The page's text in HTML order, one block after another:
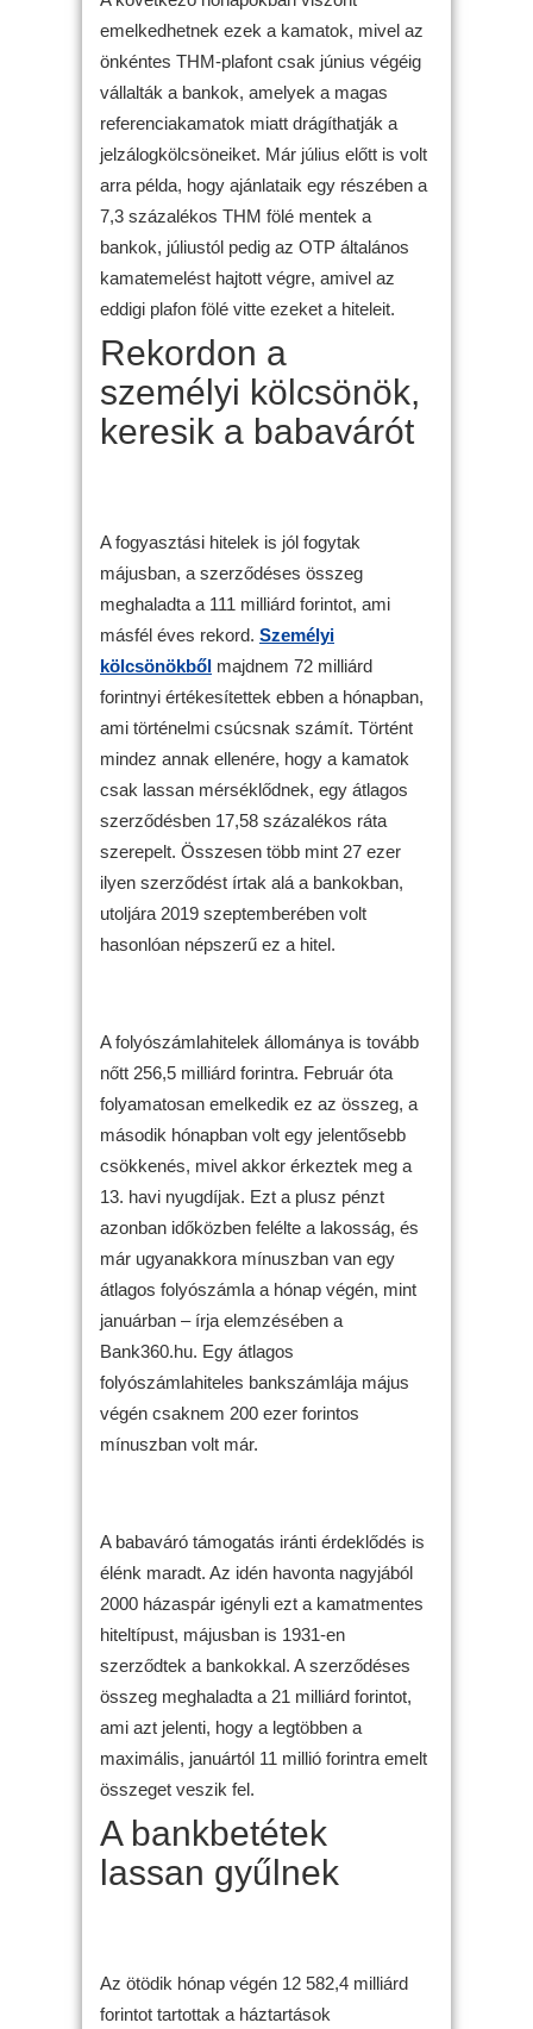
emelkedhetnek ezek a kamatok, mivel az
önkéntes THM-plafont csak június végéig
vállalták a bankok, amelyek a magas
referenciakamatok miatt drágíthatják a
jelzálogkölcsöneiket. Már július előtt is volt
arra példa, hogy ajánlataik egy részében a
7,3 százalékos THM fölé mentek a
bankok, júliustól pedig az OTP általános
kamatemelést hajtott végre, amivel az
eddigi plafon fölé vitte ezeket a hiteleit.
Rekordon a
személyi kölcsönök,
keresik a babavárót
A fogyasztási hitelek is jól fogytak
májusban, a szerződéses összeg
meghaladta a 111 milliárd forintot, ami
másfél éves rekord. Személyi
kölcsönökből majdnem 72 milliárd
forintnyi értékesítettek ebben a hónapban,
ami történelmi csúcsnak számít. Történt
mindez annak ellenére, hogy a kamatok
csak lassan mérséklődnek, egy átlagos
szerződésben 17,58 százalékos ráta
szerepelt. Összesen több mint 27 ezer
ilyen szerződést írtak alá a bankokban,
utoljára 2019 szeptemberében volt
hasonlóan népszerű ez a hitel.
A folyószámlahitelek állománya is tovább
nőtt 256,5 milliárd forintra. Február óta
folyamatosan emelkedik ez az összeg, a
második hónapban volt egy jelentősebb
csökkenés, mivel akkor érkeztek meg a
13. havi nyugdíjak. Ezt a plusz pénzt
azonban időközben felélte a lakosság, és
már ugyanakkora mínuszban van egy
átlagos folyószámla a hónap végén, mint
januárban – írja elemzésében a
Bank360.hu. Egy átlagos
folyószámlahiteles bankszámlája május
végén csaknem 200 ezer forintos
mínuszban volt már.
A babaváró támogatás iránti érdeklődés is
élénk maradt. Az idén havonta nagyjából
2000 házaspár igényli ezt a kamatmentes
hiteltípust, májusban is 1931-en
szerződtek a bankokkal. A szerződéses
összeg meghaladta a 21 milliárd forintot,
ami azt jelenti, hogy a legtöbben a
maximális, januártól 11 millió forintra emelt
összeget veszik fel.
A bankbetétek
lassan gyűlnek
Az ötödik hónap végén 12 582,4 milliárd
forintot tartottak a háztartások